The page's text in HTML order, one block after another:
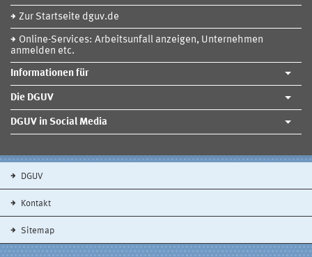
Zur Startseite dguv.de
Online-Services: Arbeitsunfall anzeigen, Unternehmen
anmelden etc.
Informationen für
Die DGUV
DGUV in Social Media
DGUV
Kontakt
Sitemap